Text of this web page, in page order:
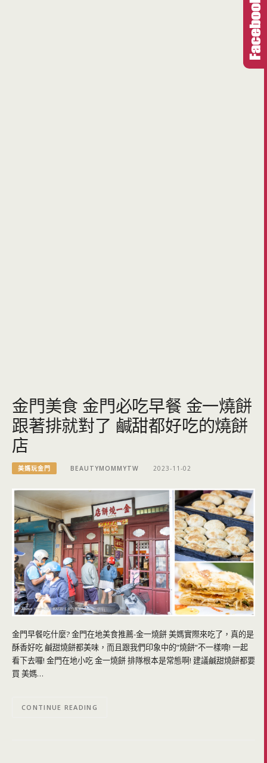
金門美食 金門必吃早餐 金一燒餅
跟著排就對了 鹹甜都好吃的燒餅
店
美媽玩金門 BEAUTYMOMMYTW 2023-11-02
金門早餐吃什麼? 金門在地美食推薦-金一燒餅 美媽實際來吃了，真的是
酥香好吃 鹹甜燒餅都美味，而且跟我們印象中的”燒餅”不一樣唷! 一起
看下去囉! 金門在地小吃 金一燒餅 排隊根本是常態啊! 建議鹹甜燒餅都要
買 美媽…
CONTINUE READING